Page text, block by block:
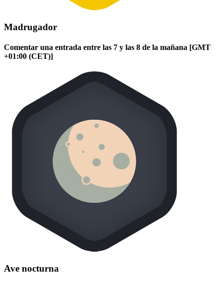
Madrugador
Comentar una entrada entre las 7 y las 8 de la mañana [GMT
+01:00 (CET)]
Ave nocturna